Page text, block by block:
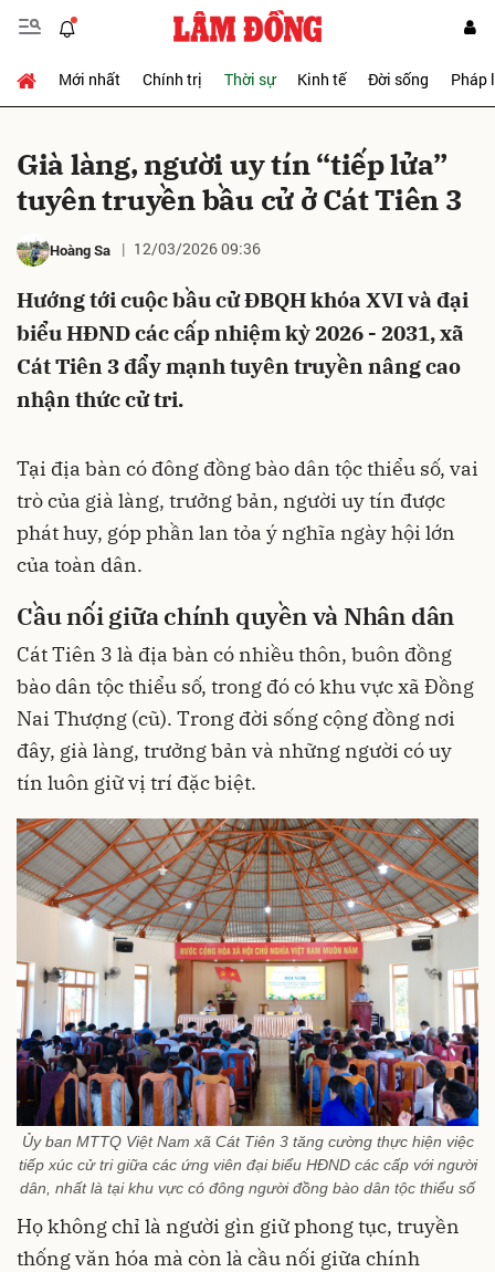
Mới nhất Chính trị Thời sự Kinh tế Đời sống Pháp
Già làng, người uy tín “tiếp lửa”
tuyên truyền bầu cử ở Cát Tiên 3
Hoàng Sa 12/03/2026 09:36
Hướng tới cuộc bầu cử ĐBQH khóa XVI và đại
biểu HĐND các cấp nhiệm kỳ 2026 - 2031, xã
Cát Tiên 3 đẩy mạnh tuyên truyền nâng cao
nhận thức cử tri.
Tại địa bàn có đông đồng bào dân tộc thiểu số, vai
trò của già làng, trưởng bản, người uy tín được
phát huy, góp phần lan tỏa ý nghĩa ngày hội lớn
của toàn dân.
Cầu nối giữa chính quyền và Nhân dân
Cát Tiên 3 là địa bàn có nhiều thôn, buôn đồng
bào dân tộc thiểu số, trong đó có khu vực xã Đồng
Nai Thượng (cũ). Trong đời sống cộng đồng nơi
đây, già làng, trưởng bản và những người có uy
tín luôn giữ vị trí đặc biệt.
Ủy ban MTTQ Việt Nam xã Cát Tiên 3 tăng cường thực hiện việc
tiếp xúc cử tri giữa các ứng viên đại biểu HĐND các cấp với người
dân, nhất là tại khu vực có đông người đồng bào dân tộc thiểu số
Họ không chỉ là người gìn giữ phong tục, truyền
thống văn hóa mà còn là cầu nối giữa chính
Gửi bình luận
Hủy Gửi